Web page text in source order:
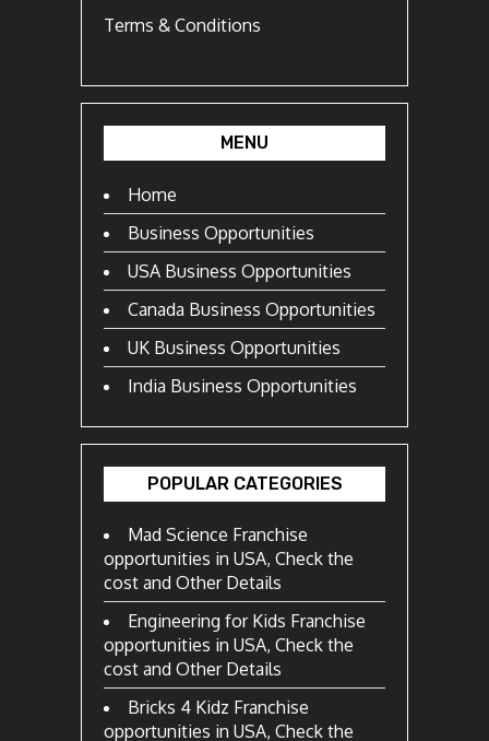
Terms & Conditions
MENU
Home
Business Opportunities
USA Business Opportunities
Canada Business Opportunities
UK Business Opportunities
India Business Opportunities
POPULAR CATEGORIES
Mad Science Franchise
opportunities in USA, Check the
cost and Other Details
Engineering for Kids Franchise
opportunities in USA, Check the
cost and Other Details
Bricks 4 Kidz Franchise
opportunities in USA, Check the